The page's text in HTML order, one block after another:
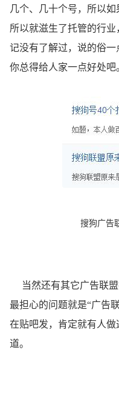
几个、几十个号，所以如
所以就滋生了托管的行
记没有了解过，说的俗一
你总得给人家一点好处吧
搜狗广告
当然还有其它广告联盟
最担心的问题就是“广告
在贴吧发，肯定就有人
道。